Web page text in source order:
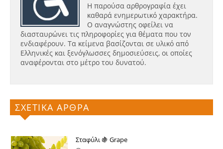
Η παρούσα αρθρογραφία έχει
καθαρά ενημερωτικό χαρακτήρα.
Ο αναγνώστης οφείλει να
διασταυρώνει τις πληροφορίες για θέματα που τον
ενδιαφέρουν. Τα κείμενα βασίζονται σε υλικό από
Ελληνικές και ξενόγλωσσες δημοσιεύσεις, οι οποίες
αναφέρονται στο μέτρο του δυνατού.
ΣΧΕΤΙΚΑ ΑΡΘΡΑ
Σταφύλι 🍇 Grape